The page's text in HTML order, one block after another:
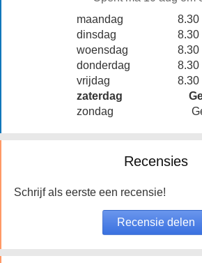
maandag
8.30
dinsdag
8.30
woensdag
8.30
donderdag
8.30
vrijdag
8.30
zaterdag
zondag
Recensies
Schrijf als eerste een recensie!